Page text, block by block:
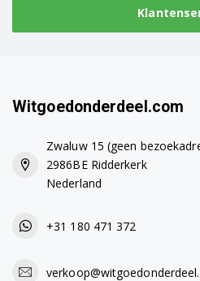
Witgoedonderdeel.com
Zwaluw 15 (geen
2986BE Ridderkerk
Nederland
+31 180 471 372